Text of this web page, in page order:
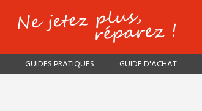
GUIDES PRATIQUES GUIDE D'ACHAT